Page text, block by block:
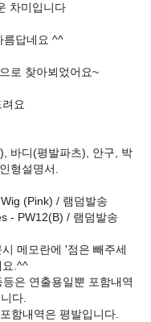
차미입니다
름답네요 ^^
로 찾아뵈었어요~
요
바디(평발파츠), 안구, 박
형설명서.
(Pink) / 램덤발송
- PW12(B) / 램덤발송
메모란에 '점은 빼주세
요.^^
은 연출용일뿐 포함내역
다.
함내역은 평발입니다.